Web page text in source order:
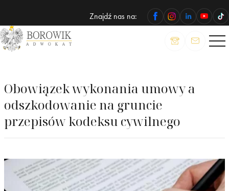
Znajdź nas na:
ADWOKAT
Wojciech
Obowiązek wykonania umowy a
odszkodowanie na gruncie
przepisów kodeksu cywilnego